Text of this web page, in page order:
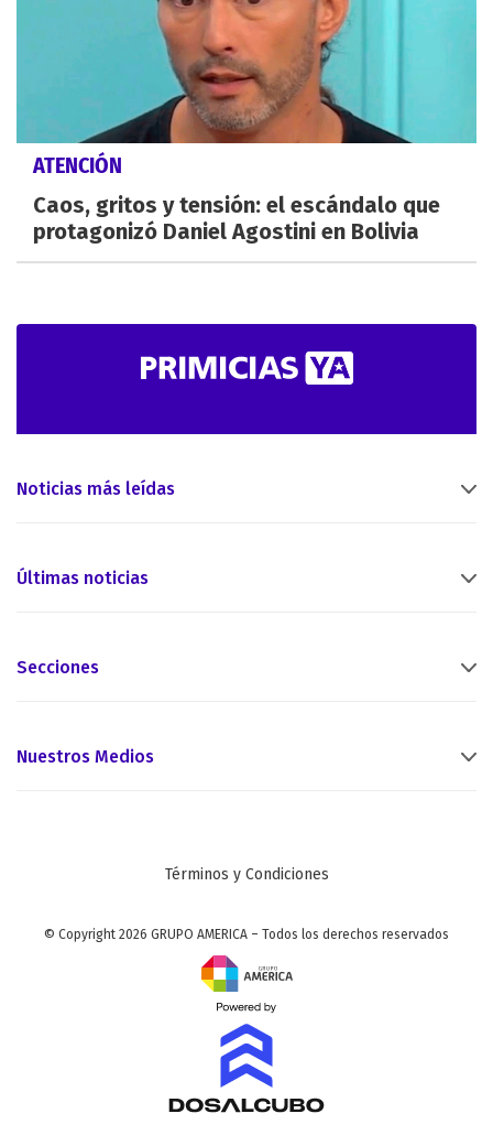
ATENCIÓN
Caos, gritos y tensión: el escándalo que
protagonizó Daniel Agostini en Bolivia
Noticias más leídas
Últimas noticias
Secciones
Nuestros Medios
Términos y Condiciones
© Copyright 2026 GRUPO AMERICA – Todos los derechos reservados